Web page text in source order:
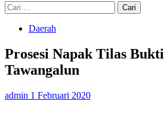
Cari
untuk:
Daerah
Prosesi Napak Tilas
Tawangalun
admin 1 Februari 2020